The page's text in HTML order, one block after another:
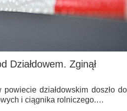
Działdowem. Zginął
działdowskim doszło do
i ciągnika rolniczego.…